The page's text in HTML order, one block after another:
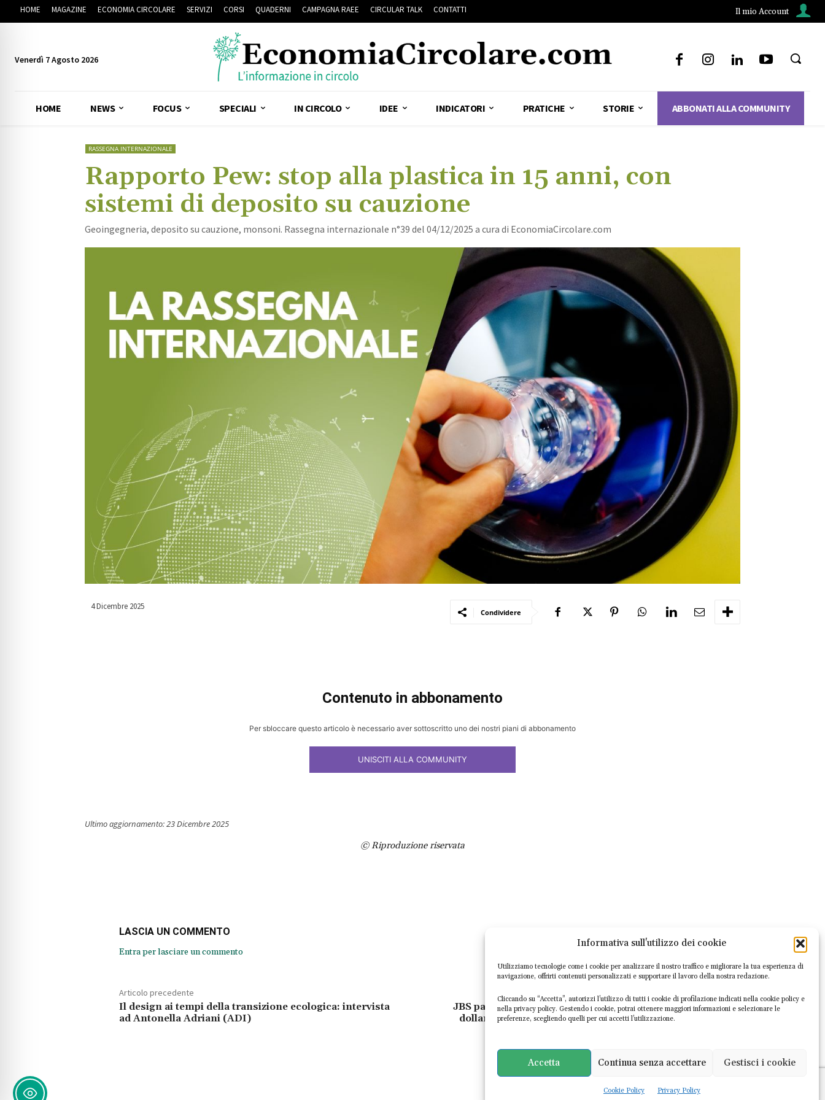
Informativa sull'utilizzo dei cookie
Utilizziamo tecnologie come i cookie per analizzare il nostro traffico e migliorare la tua esperienza di
navigazione, offrirti contenuti personalizzati e supportare il lavoro della nostra redazione.
Cliccando su “Accetta”, autorizzi l’utilizzo di tutti i cookie di profilazione indicati nella cookie policy e
nella privacy policy. Gestendo i cookie, potrai ottenere maggiori informazioni e selezionare le
preferenze, scegliendo quelli per cui accetti l’utilizzazione.
Accetta Continua senza accettare Gestisci i cookie
Cookie Policy Privacy Policy
HOME MAGAZINE ECONOMIA CIRCOLARE SERVIZI CORSI QUADERNI CAMPAGNA RAEE CIRCULAR TALK CONTATTI Il mio Account
Venerdì 7 Agosto 2026
HOME NEWS FOCUS SPECIALI IN CIRCOLO IDEE INDICATORI PRATICHE STORIE ABBONATI ALLA COMMUNITY
RASSEGNA INTERNAZIONALE
Rapporto Pew: stop alla plastica in 15 anni, con
sistemi di deposito su cauzione
Geoingegneria, deposito su cauzione, monsoni. Rassegna internazionale n°39 del 04/12/2025 a cura di EconomiaCircolare.com
4 Dicembre 2025
Condividere
Contenuto in abbonamento
Per sbloccare questo articolo è necessario aver sottoscritto uno dei nostri piani di abbonamento
UNISCITI ALLA COMMUNITY
Ultimo aggiornamento:23 Dicembre 2025
© Riproduzione riservata
LASCIA UN COMMENTO
Entra per lasciare un commento
Articolo precedente
Il design ai tempi della transizione ecologica: intervista
ad Antonella Adriani (ADI)
JBS patteggia sul greenwashing: oltre un milione di
dollari e tre anni di controlli sulle promesse green